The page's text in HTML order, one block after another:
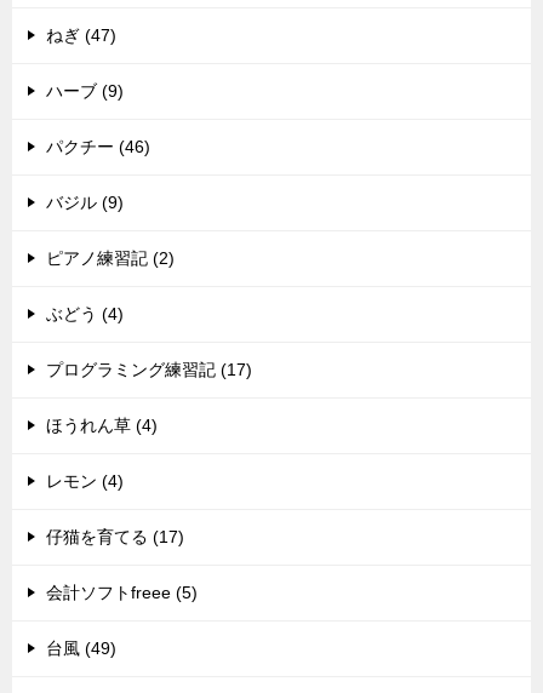
ねぎ (47)
ハーブ (9)
パクチー (46)
バジル (9)
ピアノ練習記 (2)
ぶどう (4)
プログラミング練習記 (17)
ほうれん草 (4)
レモン (4)
仔猫を育てる (17)
会計ソフトfreee (5)
台風 (49)